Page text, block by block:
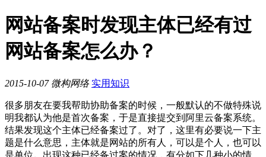
网站备案时发现主体已经有过
网站备案怎么办？
2015-10-07 微构网络 实用知识
很多朋友在要我帮助协助备案的时候，一般默认的不做特殊说
明我都认为他是首次备案，于是直接提交到阿里云备案系统。
结果发现这个主体已经备案过了。对了，这里有必要说一下主
题是什么意思，主体就是网站的所有人，可以是个人，也可以
是单位。出现这种已经备过案的情况，有分如下几种小的情